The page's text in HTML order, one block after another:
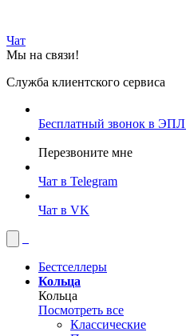
Чат
Мы на связи!
Служба клиентского сервиса
Бесплатный звонок в ЭПЛ
Перезвоните мне
Чат в Telegram
Чат в VK
Бестселлеры
Кольца
Кольца
Посмотреть все
Классические